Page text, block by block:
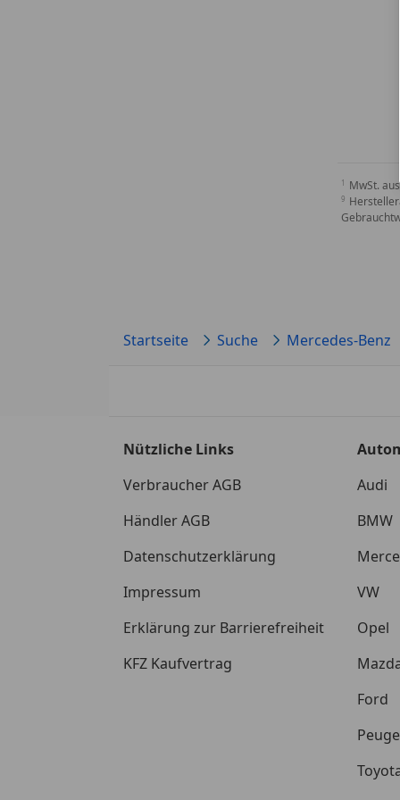
MwSt.
Startseite Suche Mercedes-Benz
Nützliche Links
Verbraucher AGB
Händler AGB
Datenschutzerklärung
Impressum
Erklärung zur Barrierefreiheit
KFZ Kaufvertrag
Audi
BMW
VW
Opel
Ford